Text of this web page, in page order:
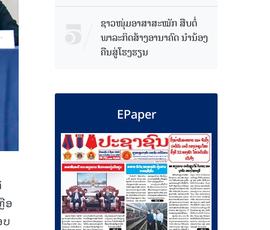
ອ
ຊາວໜຸ່ມອາສາສະໝັກ ສືບຕໍ່
ພາລະກິດສ້າງອານາຄົດ ນໍານ້ອງ
ຄືນສູ່ໂຮງຮຽນ
EPaper